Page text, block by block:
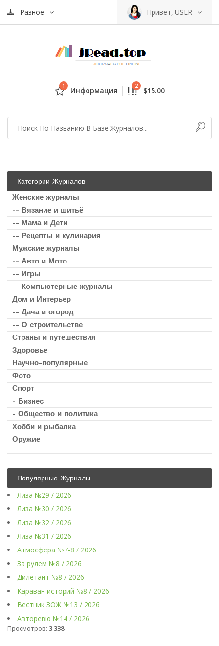
Разное Привет, USER
1 Информация 2 $15.00
Категории Журналов
Женские журналы
-- Вязание и шитьё
-- Мама и Дети
-- Рецепты и кулинария
Мужские журналы
-- Авто и Мото
-- Игры
-- Компьютерные журналы
Дом и Интерьер
-- Дача и огород
-- О строительстве
Страны и путешествия
Здоровье
Научно-популярные
Фото
Спорт
- Бизнес
- Общество и политика
Хобби и рыбалка
Оружие
Популярные Журналы
Лиза №29 / 2026
Лиза №30 / 2026
Лиза №32 / 2026
Лиза №31 / 2026
Атмосфера №7-8 / 2026
За рулем №8 / 2026
Дилетант №8 / 2026
Караван историй №8 / 2026
Вестник ЗОЖ №13 / 2026
Авторевю №14 / 2026
Просмотров: 3 338